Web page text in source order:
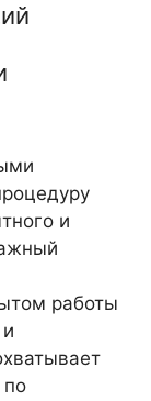
и
работы
по